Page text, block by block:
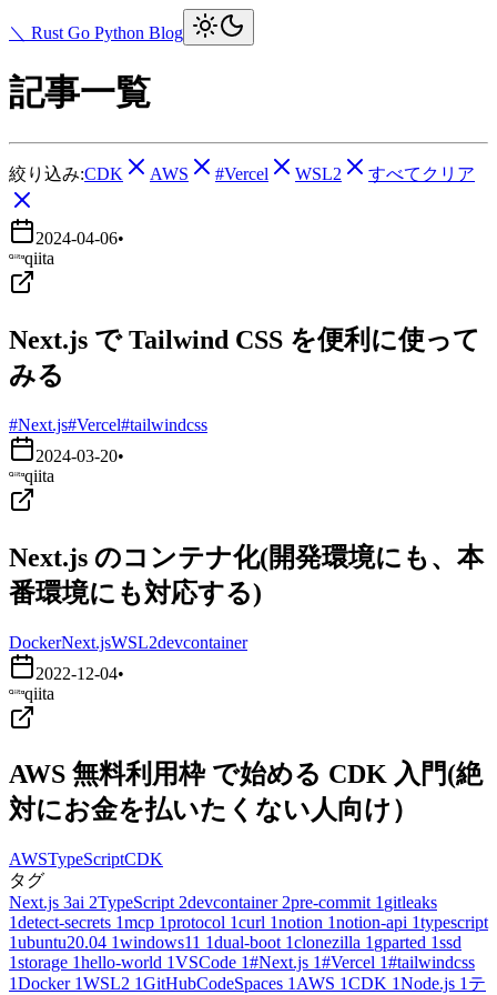
＼ Rust Go Python Blog
記事一覧
絞り込み:CDK AWS #Vercel WSL2 すべてクリア
2024-04-06•
qiita
Next.js で Tailwind CSS を便利に使って
みる
#Next.js#Vercel#tailwindcss
2024-03-20•
qiita
Next.js のコンテナ化(開発環境にも、本
番環境にも対応する)
DockerNext.jsWSL2devcontainer
2022-12-04•
qiita
AWS 無料利用枠 で始める CDK 入門(絶
対にお金を払いたくない人向け）
AWSTypeScriptCDK
タグ
Next.js 3ai 2TypeScript 2devcontainer 2pre-commit 1 gitleaks
1detect-secrets 1mcp 1protocol 1curl 1notion 1notion-api 1typescript
1ubuntu20.04 1windows11 1dual-boot 1clonezilla 1 gparted 1ssd
1storage 1hello-world 1VSCode 1#Next.js 1#Vercel 1#tailwindcss
1Docker 1WSL2 1GitHubCodeSpaces 1 AWS 1CDK 1Node.js 1 テ